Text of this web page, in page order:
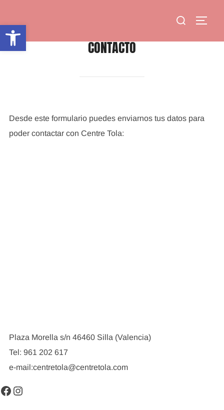
Abrir barra de herramientas
contenido
Buscar:
CONTACTO
Desde este formulario puedes enviarnos tus datos para
poder contactar con Centre Tola:
Plaza Morella s/n 46460 Silla (Valencia)
Tel: 961 202 617
e-mail:centretola@centretola.com
Facebook
Instagram